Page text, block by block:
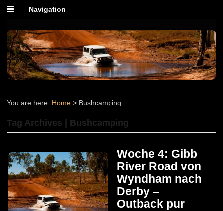
Navigation
You are here: Home > Bushcamping
Tag Archives | Bushcamping
Woche 4: Gibb
River Road von
Wyndham nach
Derby –
Outback pur